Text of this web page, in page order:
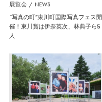
展覧会 NEWS
”写真の町”東川町国際写真フェス開
催！東川賞は伊奈英次、林典子ら5
人